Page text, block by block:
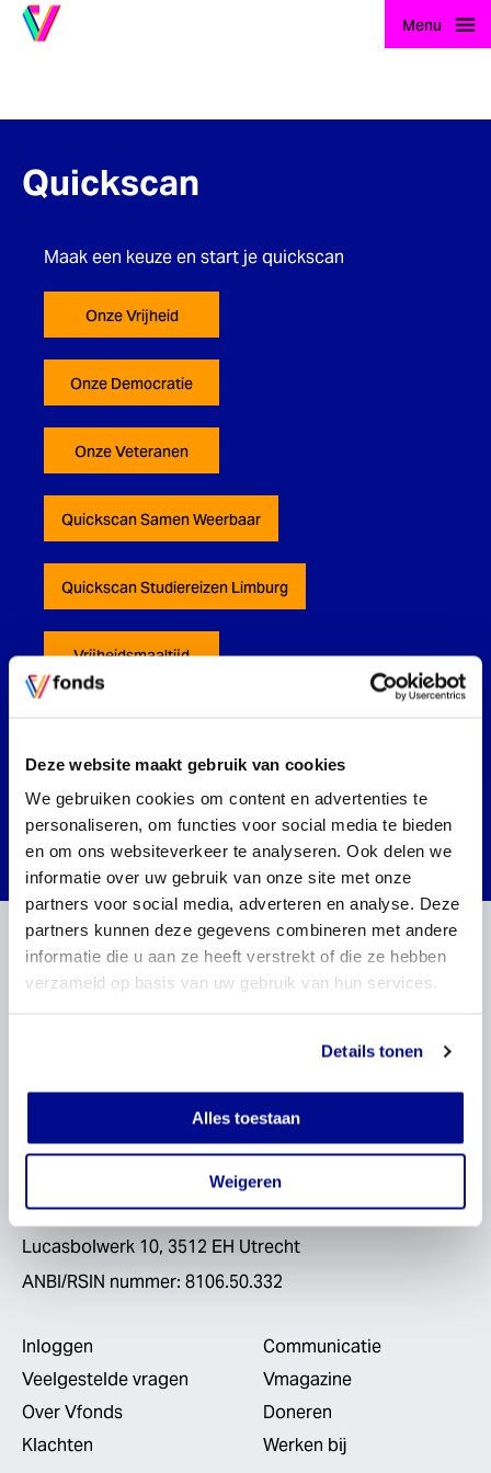
Deze website maakt gebruik van cookies
We gebruiken cookies om content en advertenties te
personaliseren, om functies voor social media te bieden
en om ons websiteverkeer te analyseren. Ook delen we
informatie over uw gebruik van onze site met onze
partners voor social media, adverteren en analyse. Deze
partners kunnen deze gegevens combineren met andere
informatie die u aan ze heeft verstrekt of die ze hebben
verzameld op basis van uw gebruik van hun services.
Details tonen
Alles toestaan
Weigeren
Ga naar home
Menu
Quickscan
Maak een keuze en start je quickscan
Onze Vrijheid
Onze Democratie
Onze Veteranen
Quickscan Samen Weerbaar
Quickscan Studiereizen Limburg
Vrijheidsmaaltijd
Veteranenreünie
Voor vrede, vrijheid en democratie
030 200 6833
Lucasbolwerk 10, 3512 EH Utrecht
ANBI/RSIN nummer: 8106.50.332
Inloggen
Veelgestelde vragen
Over Vfonds
Klachten
Communicatie
Vmagazine
Doneren
Werken bij